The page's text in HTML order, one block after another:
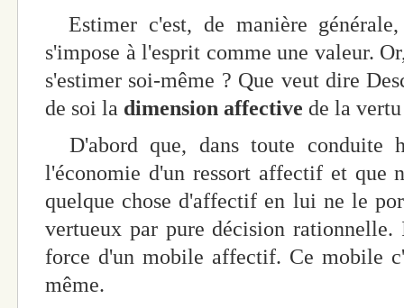
Estimer c'est, de manière
s'impose à l'esprit comme une valeur.
s'estimer soi-même ? Que veut dire
de soi la dimension affective de la
D'abord que, dans toute conduite
l'économie d'un ressort affectif et que
quelque chose d'affectif en lui ne le
vertueux par pure décision
force d'un mobile affectif. Ce mobile
même.